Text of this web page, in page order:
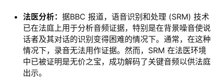
法医分析： 据BBC 报道，语音识别和处理 (SRM) 技术
已在法庭上用于分析音频证据，特别是在背景噪音使说
话者及其对话的识别变得困难的情况下。通常，在这种
情况下，录音无法用作证据。然而，SRM 在法医环境
中已被证明是无价之宝，成功解码了关键音频以供法庭
出示。